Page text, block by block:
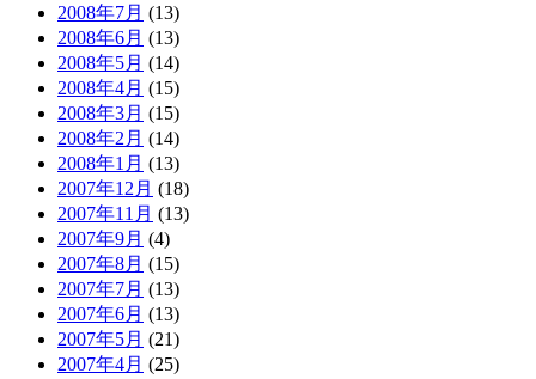
2008年7月 (13)
2008年6月 (13)
2008年5月 (14)
2008年4月 (15)
2008年3月 (15)
2008年2月 (14)
2008年1月 (13)
2007年12月 (18)
2007年11月 (13)
2007年9月 (4)
2007年8月 (15)
2007年7月 (13)
2007年6月 (13)
2007年5月 (21)
2007年4月 (25)